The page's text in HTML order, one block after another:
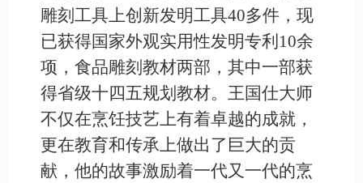
雕刻工具上创新发明工具40多件，现
已获得国家外观实用性发明专利10余
项，食品雕刻教材两部，其中一部获
得省级十四五规划教材。王国仕大师
不仅在烹饪技艺上有着卓越的成就，
更在教育和传承上做出了巨大的贡
献，他的故事激励着一代又一代的烹